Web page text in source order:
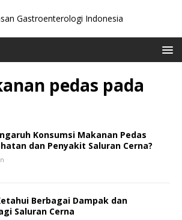
pedas pada
Konsumsi Makanan Pedas
dan Penyakit Saluran Cerna?
Berbagai Dampak dan
Saluran Cerna